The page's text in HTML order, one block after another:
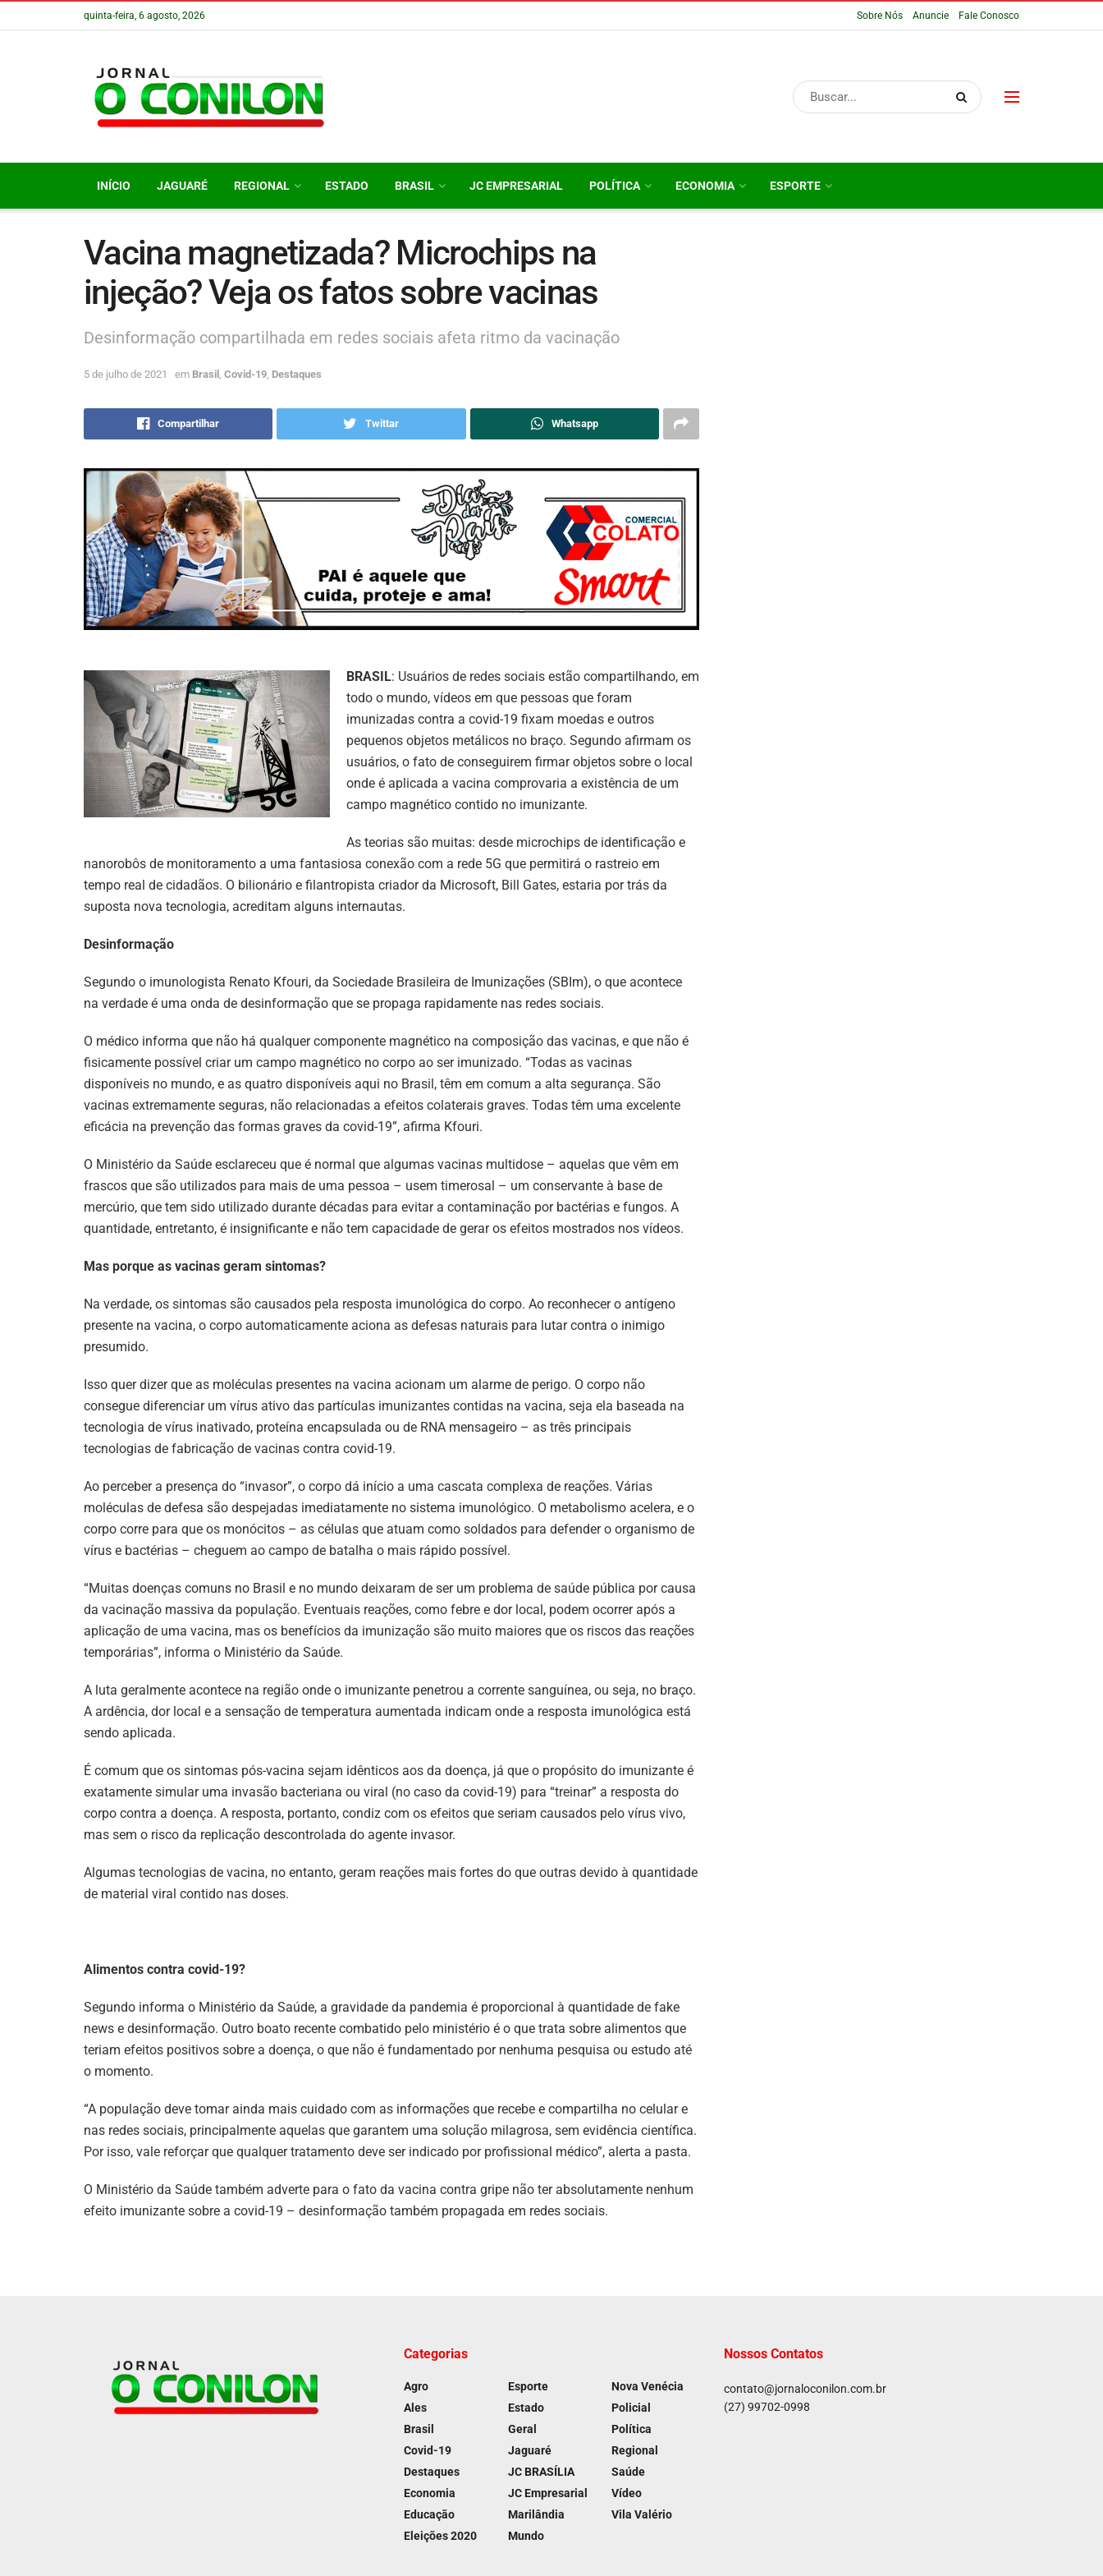
quinta-feira, 6 agosto, 2026 Sobre Nós Anuncie Fale Conosco
INÍCIO JAGUARÉ REGIONAL ESTADO BRASIL JC EMPRESARIAL POLÍTICA ECONOMIA ESPORTE
Vacina magnetizada? Microchips na
injeção? Veja os fatos sobre vacinas
Desinformação compartilhada em redes sociais afeta ritmo da vacinação
5 de julho de 2021 em Brasil Covid-19 Destaques
Compartilhar Twittar Whatsapp
BRASIL: Usuários de redes sociais estão compartilhando, em
todo o mundo, vídeos em que pessoas que foram
imunizadas contra a covid-19 fixam moedas e outros
pequenos objetos metálicos no braço. Segundo afirmam os
usuários, o fato de conseguirem firmar objetos sobre o local
onde é aplicada a vacina comprovaria a existência de um
campo magnético contido no imunizante.
As teorias são muitas: desde microchips de identificação e
nanorobôs de monitoramento a uma fantasiosa conexão com a rede 5G que permitirá o rastreio em
tempo real de cidadãos. O bilionário e filantropista criador da Microsoft, Bill Gates, estaria por trás da
suposta nova tecnologia, acreditam alguns internautas.
Desinformação
Segundo o imunologista Renato Kfouri, da Sociedade Brasileira de Imunizações (SBIm), o que acontece
na verdade é uma onda de desinformação que se propaga rapidamente nas redes sociais.
O médico informa que não há qualquer componente magnético na composição das vacinas, e que não é
fisicamente possível criar um campo magnético no corpo ao ser imunizado. “Todas as vacinas
disponíveis no mundo, e as quatro disponíveis aqui no Brasil, têm em comum a alta segurança. São
vacinas extremamente seguras, não relacionadas a efeitos colaterais graves. Todas têm uma excelente
eficácia na prevenção das formas graves da covid-19”, afirma Kfouri.
O Ministério da Saúde esclareceu que é normal que algumas vacinas multidose – aquelas que vêm em
frascos que são utilizados para mais de uma pessoa – usem timerosal – um conservante à base de
mercúrio, que tem sido utilizado durante décadas para evitar a contaminação por bactérias e fungos. A
quantidade, entretanto, é insignificante e não tem capacidade de gerar os efeitos mostrados nos vídeos.
Mas porque as vacinas geram sintomas?
Na verdade, os sintomas são causados pela resposta imunológica do corpo. Ao reconhecer o antígeno
presente na vacina, o corpo automaticamente aciona as defesas naturais para lutar contra o inimigo
presumido.
Isso quer dizer que as moléculas presentes na vacina acionam um alarme de perigo. O corpo não
consegue diferenciar um vírus ativo das partículas imunizantes contidas na vacina, seja ela baseada na
tecnologia de vírus inativado, proteína encapsulada ou de RNA mensageiro – as três principais
tecnologias de fabricação de vacinas contra covid-19.
Ao perceber a presença do “invasor”, o corpo dá início a uma cascata complexa de reações. Várias
moléculas de defesa são despejadas imediatamente no sistema imunológico. O metabolismo acelera, e o
corpo corre para que os monócitos – as células que atuam como soldados para defender o organismo de
vírus e bactérias – cheguem ao campo de batalha o mais rápido possível.
“Muitas doenças comuns no Brasil e no mundo deixaram de ser um problema de saúde pública por causa
da vacinação massiva da população. Eventuais reações, como febre e dor local, podem ocorrer após a
aplicação de uma vacina, mas os benefícios da imunização são muito maiores que os riscos das reações
temporárias”, informa o Ministério da Saúde.
A luta geralmente acontece na região onde o imunizante penetrou a corrente sanguínea, ou seja, no braço.
A ardência, dor local e a sensação de temperatura aumentada indicam onde a resposta imunológica está
sendo aplicada.
É comum que os sintomas pós-vacina sejam idênticos aos da doença, já que o propósito do imunizante é
exatamente simular uma invasão bacteriana ou viral (no caso da covid-19) para “treinar” a resposta do
corpo contra a doença. A resposta, portanto, condiz com os efeitos que seriam causados pelo vírus vivo,
mas sem o risco da replicação descontrolada do agente invasor.
Algumas tecnologias de vacina, no entanto, geram reações mais fortes do que outras devido à quantidade
de material viral contido nas doses.
Alimentos contra covid-19?
Segundo informa o Ministério da Saúde, a gravidade da pandemia é proporcional à quantidade de fake
news e desinformação. Outro boato recente combatido pelo ministério é o que trata sobre alimentos que
teriam efeitos positivos sobre a doença, o que não é fundamentado por nenhuma pesquisa ou estudo até
o momento.
“A população deve tomar ainda mais cuidado com as informações que recebe e compartilha no celular e
nas redes sociais, principalmente aquelas que garantem uma solução milagrosa, sem evidência científica.
Por isso, vale reforçar que qualquer tratamento deve ser indicado por profissional médico”, alerta a pasta.
O Ministério da Saúde também adverte para o fato da vacina contra gripe não ter absolutamente nenhum
efeito imunizante sobre a covid-19 – desinformação também propagada em redes sociais.
Categorias
Agro
Ales
Brasil
Covid-19
Destaques
Economia
Educação
Eleições 2020
Esporte
Estado
Geral
Jaguaré
JC BRASÍLIA
JC Empresarial
Marilândia
Mundo
Nova Venécia
Policial
Política
Regional
Saúde
Vídeo
Vila Valério
Nossos Contatos
contato@jornaloconilon.com.br
(27) 99702-0998